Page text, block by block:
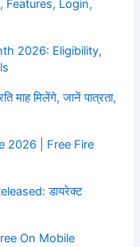
Features, Login,
2026: Eligibility,
मिलेंगे, जानें पात्रता,
2026 | Free Fire
डायरेक्ट
On Mobile